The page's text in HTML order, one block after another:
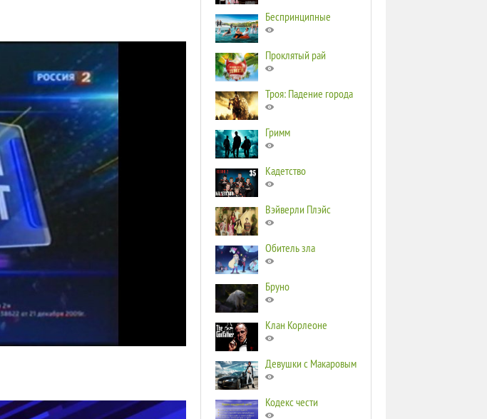
Беспринципные
Проклятый рай
Троя: Падение города
Гримм
Кадетство
Вэйверли Плэйс
Обитель зла
Бруно
Клан Корлеоне
Девушки с Макаровым
Кодекс чести